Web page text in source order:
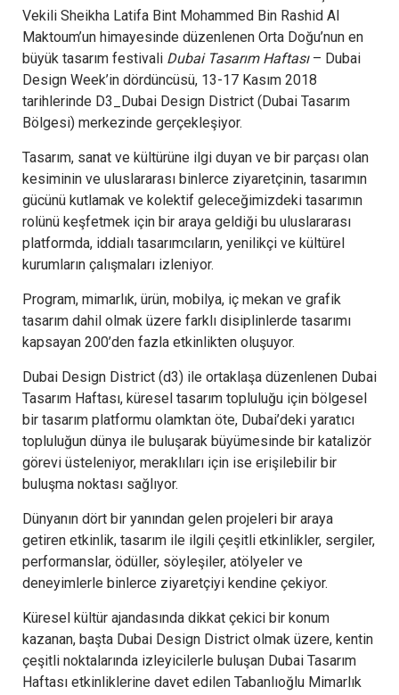
Vekili Sheikha Latifa Bint Mohammed Bin Rashid Al
Maktoum’un himayesinde düzenlenen Orta Doğu’nun en
büyük tasarım festivali Dubai Tasarım Haftası – Dubai
Design Week’in dördüncüsü, 13-17 Kasım 2018
tarihlerinde D3_Dubai Design District (Dubai Tasarım
Bölgesi) merkezinde gerçekleşiyor.
Tasarım, sanat ve kültürüne ilgi duyan ve bir parçası olan
kesiminin ve uluslararası binlerce ziyaretçinin, tasarımın
gücünü kutlamak ve kolektif geleceğimizdeki tasarımın
rolünü keşfetmek için bir araya geldiği bu uluslararası
platformda, iddialı tasarımcıların, yenilikçi ve kültürel
kurumların çalışmaları izleniyor.
Program, mimarlık, ürün, mobilya, iç mekan ve grafik
tasarım dahil olmak üzere farklı disiplinlerde tasarımı
kapsayan 200’den fazla etkinlikten oluşuyor.
Dubai Design District (d3) ile ortaklaşa düzenlenen Dubai
Tasarım Haftası, küresel tasarım topluluğu için bölgesel
bir tasarım platformu olamktan öte, Dubai’deki yaratıcı
topluluğun dünya ile buluşarak büyümesinde bir katalizör
görevi üsteleniyor, meraklıları için ise erişilebilir bir
buluşma noktası sağlıyor.
Dünyanın dört bir yanından gelen projeleri bir araya
getiren etkinlik, tasarım ile ilgili çeşitli etkinlikler, sergiler,
performanslar, ödüller, söyleşiler, atölyeler ve
deneyimlerle binlerce ziyaretçiyi kendine çekiyor.
Küresel kültür ajandasında dikkat çekici bir konum
kazanan, başta Dubai Design District olmak üzere, kentin
çeşitli noktalarında izleyicilerle buluşan Dubai Tasarım
Haftası etkinliklerine davet edilen Tabanlıoğlu Mimarlık